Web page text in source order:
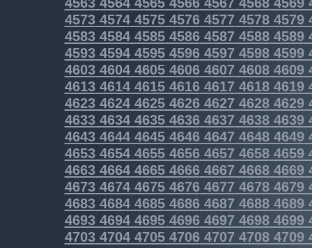
4573457445754576457745784579
4583458445854586458745884589
4593459445954596459745984599
46034604460546064607 46084609
46134614461546164617 46184619
46234624462546264627 46284629
4633463446354636463746384639
4643464446454646464746484649
4653465446554656465746584659
46634664466546664667 46684669
46734674467546764677 46784679
46834684468546864687 46884689
46934694469546964697 46984699
47034704470547064707 47084709